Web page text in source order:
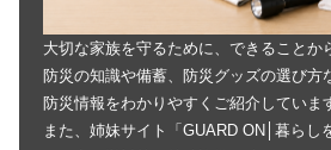
大切な家族を守るために、できることか
防災の知識や備蓄、防災グッズの選び方
防災情報をわかりやすくご紹介していま
また、姉妹サイト「GUARD ON│暮らし